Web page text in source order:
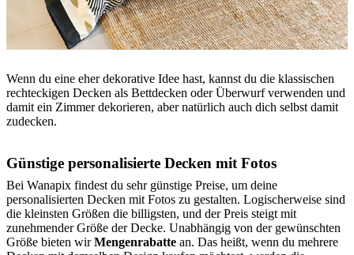
Wenn du eine eher dekorative Idee hast, kannst du die klassischen
rechteckigen Decken als Bettdecken oder Überwurf verwenden und
damit ein Zimmer dekorieren, aber natürlich auch dich selbst damit
zudecken.
Günstige personalisierte Decken mit Fotos
Bei Wanapix findest du sehr günstige Preise, um deine
personalisierten Decken mit Fotos zu gestalten. Logischerweise sind
die kleinsten Größen die billigsten, und der Preis steigt mit
zunehmender Größe der Decke. Unabhängig von der gewünschten
Größe bieten wirMengenrabatte an. Das heißt, wenn du mehrere